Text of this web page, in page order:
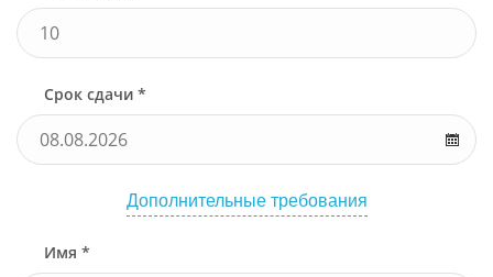
Срок сдачи *
Дополнительные требования
Имя *